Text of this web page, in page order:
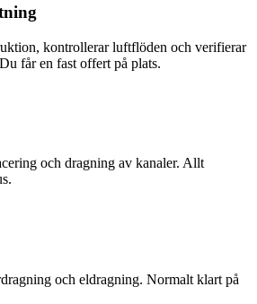
kontrollerar luftflöden och verifierar
får en fast offert på plats.
och dragning av kanaler. Allt
och eldragning. Normalt klart på